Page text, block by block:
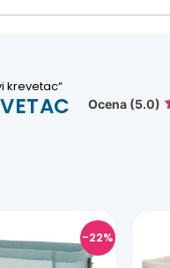
krevetac“
Ocena (5.0)
-22%